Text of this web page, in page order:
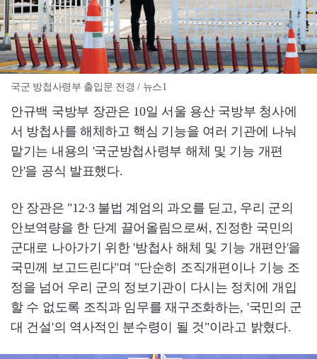
국군 방첩사령부 출입문 전경 / 뉴스1
안규백 국방부 장관은 10일 서울 용산 국방부 청사에
서 방첩사를 해체하고 핵심 기능을 여러 기관에 나눠
맡기는 내용의 '국군방첩사령부 해체 및 기능 개편
안'을 공식 발표했다.
안 장관은 "12·3 불법 계엄의 과오를 딛고, 우리 군의
안보역량을 한 단계 끌어올림으로써, 진정한 국민의
군대로 나아가기 위한 '방첩사 해체 및 기능 개편안'을
국민께 보고드린다"며 "단순히 조직개편이나 기능 조
정을 넘어 우리 군의 정보기관이 다시는 정치에 개입
할 수 없도록 조직과 임무를 재구조화하는, '국민의 군
대 건설'의 역사적인 분수령이 될 것"이라고 밝혔다.